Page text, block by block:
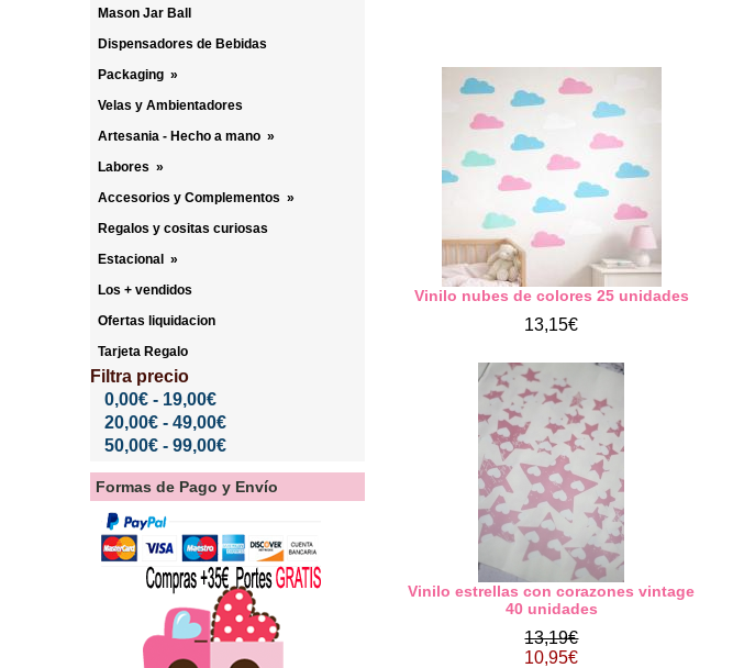
Mason Jar Ball
Dispensadores de Bebidas
Packaging »
Velas y Ambientadores
Artesania - Hecho a mano »
Labores »
Accesorios y Complementos »
Regalos y cositas curiosas
Estacional
»
Los + vendidos
Ofertas liquidacion
Tarjeta Regalo
Filtra precio
0,00€ - 19,00€
20,00€ - 49,00€
50,00€ - 99,00€
Formas de Pago y Envío
Vinilo nubes de colores 25 unidades
13,15€
Vinilo estrellas con corazones vintage
40 unidades
13,19€
10,95€